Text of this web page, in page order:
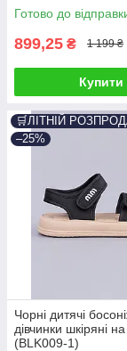
Готово до
899,25 ₴ 1 199 ₴
Купити
🛒ЛІТНІЙ
–25%
Чорні дитячі
дівчинки шкіряні
(BLK009-1)